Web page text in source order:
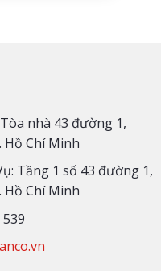
Tòa nhà 43 đường 1,
Hồ Chí Minh
Tầng 1 số 43 đường 1,
Hồ Chí Minh